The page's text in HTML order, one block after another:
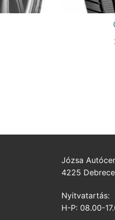
Józsa
4225
Nyitvatartás:
H-P: 08.00-